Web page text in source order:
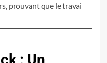
prouvant que le travai
: Un